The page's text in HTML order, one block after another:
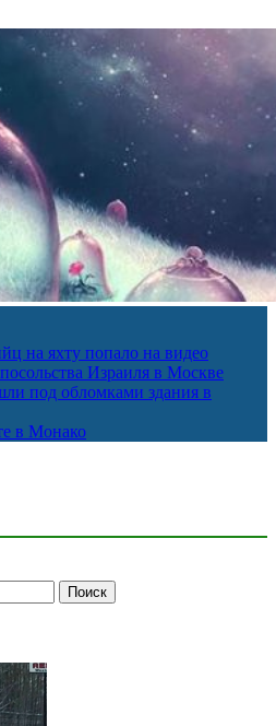
на яхту попало на видео
Израиля в Москве
под обломками здания в
в Монако